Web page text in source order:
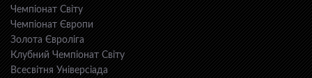
Чемпіонат Світу
Чемпіонат Європи
Золота Євроліга
Клубний Чемпіонат Світу
Всесвiтня Унiверсiaда